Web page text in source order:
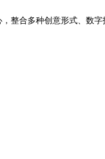
整合多种创意形式、数